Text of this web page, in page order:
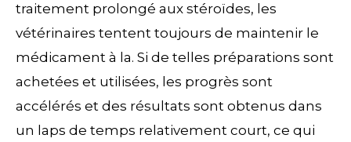
traitement prolongé aux stéroïdes, les
vétérinaires tentent toujours de maintenir le
médicament à la. Si de telles préparations sont
achetées et utilisées, les progrès sont
accélérés et des résultats sont obtenus dans
un laps de temps relativement court, ce qui